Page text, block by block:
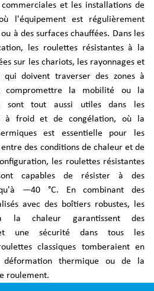
commerciales et les installations de
l'équipement est régulièrement
à des surfaces chauffées. Dans les
les roulettes résistantes à la
sur les chariots, les rayonnages et
qui doivent traverser des zones à
compromettre la mobilité ou la
sont tout aussi utiles dans les
à froid et de congélation, où la
est essentielle pour les
des conditions de chaleur et de
les roulettes résistantes
capables de résister à des
—40 °C. En combinant des
avec des boîtiers robustes, les
la chaleur garantissent des
et une sécurité dans tous les
classiques tomberaient en
thermique ou de la
roulement.